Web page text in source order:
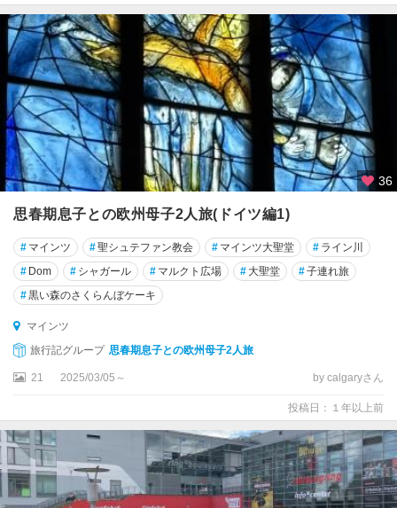
タ
ン
ツ
ゴ
ス
ラ
ー
ザ
イ
フ
ン
ザ
ク
セ
ン
・
ア
ル
ト
州
36
思春期息子との欧州母子2人旅(ドイツ編1)
# マインツ #聖シュテファン教会 # マインツ大聖堂 # ライン川
# Dom # シャガール # マルクト広場 # 大聖堂 #子連れ旅
#黒い森のさくらんぼケーキ
マインツ
旅行記グループ 思春期息子との欧州母子2人旅
21 2025/03/05～ by calgaryさん
投稿日：１年以上前